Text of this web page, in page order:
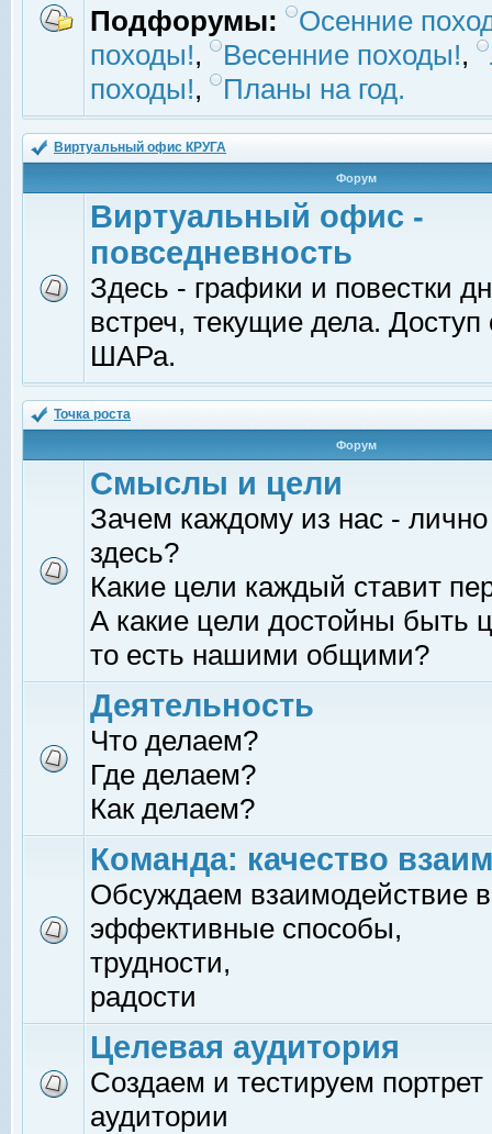
Подфорумы:
Осенние
походы!, Весенние походы!,
походы!, Планы на год.
Виртуальный офис КРУГА
Форум
Виртуальный офис -
повседневность
Здесь - графики и повестки
встреч, текущие дела.
ШАРа.
Точка роста
Форум
Смыслы и цели
Зачем каждому из нас -
здесь?
Какие цели каждый ставит
А какие цели достойны быть
то есть нашими общими?
Деятельность
Что делаем?
Где делаем?
Как делаем?
Команда: качество
Обсуждаем взаимодействие
эффективные способы,
трудности,
радости
Целевая аудитория
Создаем и тестируем
аудитории